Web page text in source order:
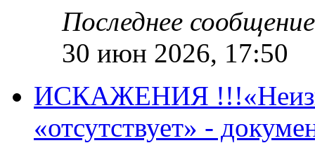
Последнее сообщение
30 июн 2026, 17:50
ИСКАЖЕНИЯ
«отсутствует» -